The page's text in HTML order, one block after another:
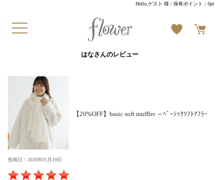
Hello,ゲスト 様 / 保有ポイント：0pt
はなさんのレビュー
【20%OFF】basic soft muffler ～ﾍﾞｰｼｯｸｿﾌﾄﾏﾌﾗｰ
投稿日：2026年01月19日